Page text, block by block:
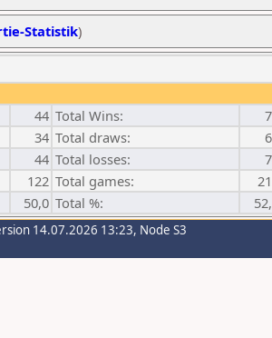
Statistik)
44 Total Wins:
34 Total draws:
44 Total losses:
122 Total games:
50,0 Total %:
14.07.2026 13:23, Node S3